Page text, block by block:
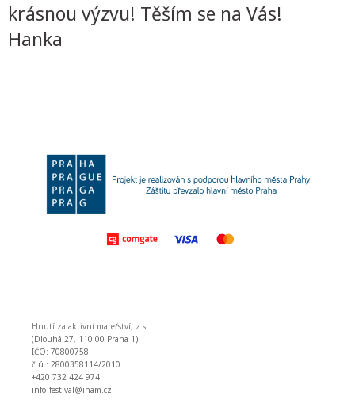
krásnou výzvu! Těším se na Vás!
Hanka
Hnutí za aktivní mateřství, z.s.
(Dlouhá 27, 110 00 Praha 1)
IČO: 70800758
č.ú.: 2800358114/2010
+420 732 424 974
info_festival@iham.cz